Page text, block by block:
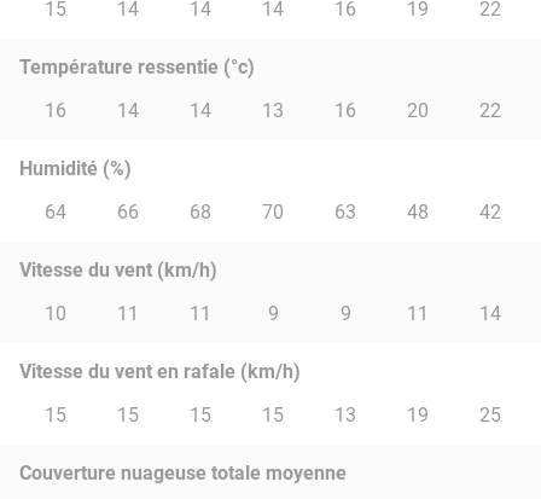
15
14 14 14 16 19 22
Température ressentie (°c)
16
14 14 13 16 20 22
Humidité (%)
64
66 68 70 63 48 42
Vitesse du vent (km/h)
10
11 11 9 9 11 14
Vitesse du vent en rafale (km/h)
15
15 15 15 13 19 25
Couverture nuageuse totale moyenne